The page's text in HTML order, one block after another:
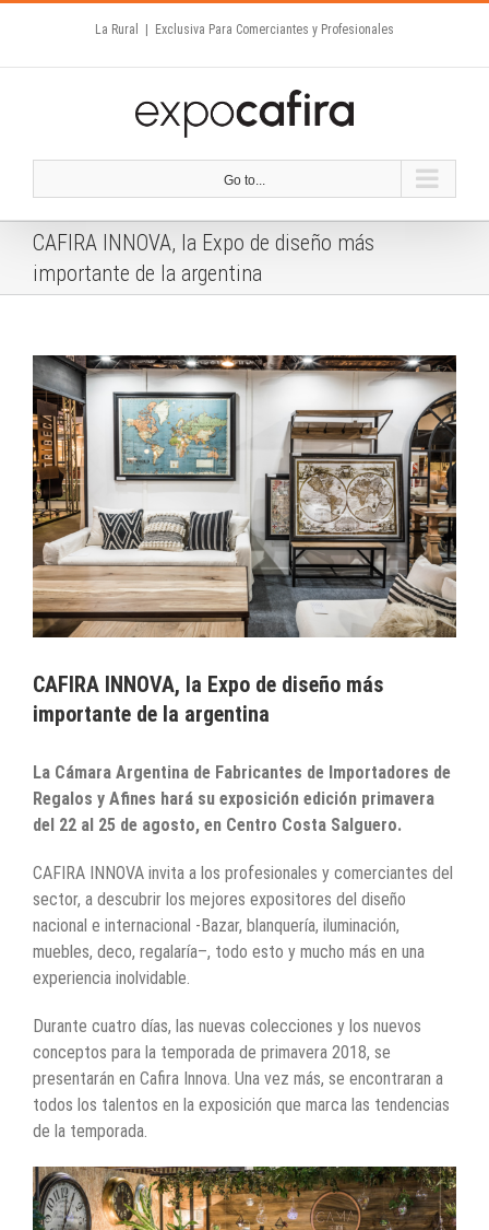
content
La Rural Exclusiva Para Comerciantes y Profesionales
Go to...
CAFIRA INNOVA, la Expo de diseño más
importante de la argentina
View
Larger
Image
CAFIRA INNOVA, la Expo de diseño más
importante de la argentina
La Cámara Argentina de Fabricantes de Importadores de
Regalos y Afines hará su exposición edición primavera
del 22 al 25 de agosto, en Centro Costa Salguero.
CAFIRA INNOVA invita a los profesionales y comerciantes del
sector, a descubrir los mejores expositores del diseño
nacional e internacional -Bazar, blanquería, iluminación,
muebles, deco, regalaría–, todo esto y mucho más en una
experiencia inolvidable.
Durante cuatro días, las nuevas colecciones y los nuevos
conceptos para la temporada de primavera 2018, se
presentarán en Cafira Innova. Una vez más, se encontraran a
todos los talentos en la exposición que marca las tendencias
de la temporada.